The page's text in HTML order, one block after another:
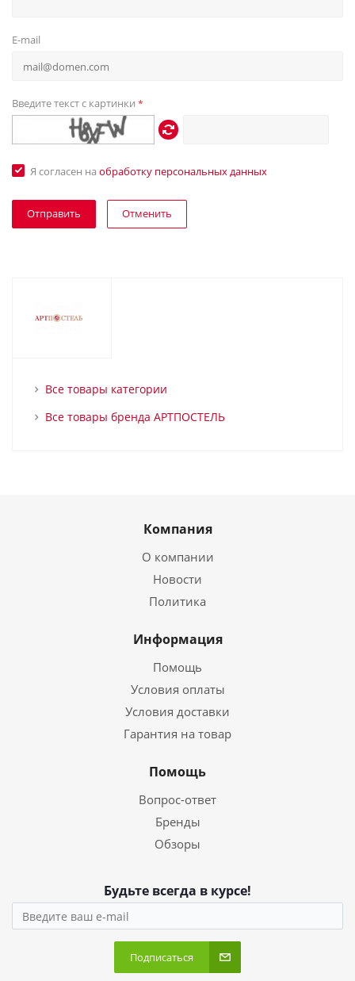
E-mail
Введите текст с картинки *
Я согласен на обработку персональных данных
Отменить
Все товары категории
Все товары бренда АРТПОСТЕЛЬ
Компания
О компании
Новости
Политика
Информация
Помощь
Условия оплаты
Условия доставки
Гарантия на товар
Помощь
Вопрос-ответ
Бренды
Обзоры
Будьте всегда в курсе!
Подписаться